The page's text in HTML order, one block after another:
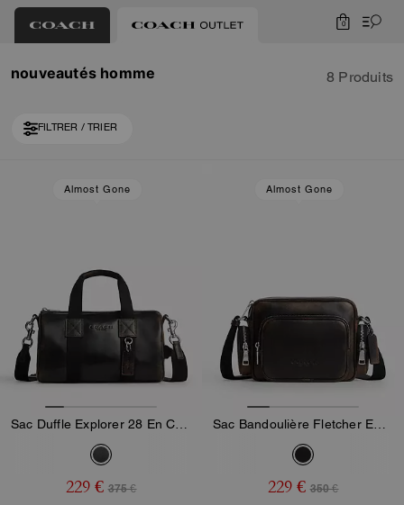
0
nouveautés homme 8 Produits
FILTRER / TRIER
Almost Gone
229 € 375 €
Almost Gone
229 € 350 €